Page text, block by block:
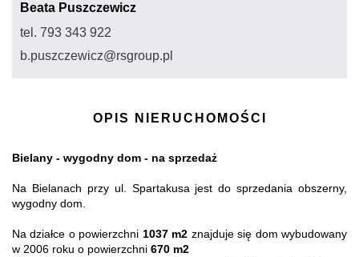
Beata Puszczewicz
tel. 793 343 922
b.puszczewicz@rsgroup.pl
OPIS NIERUCHOMOŚCI
Bielany - wygodny dom - na sprzedaż
Na Bielanach przy ul. Spartakusa jest do sprzedania obszerny,
wygodny dom.
Na działce o powierzchni 1037 m2 znajduje się dom wybudowany
w 2006 roku o powierzchni 670 m2